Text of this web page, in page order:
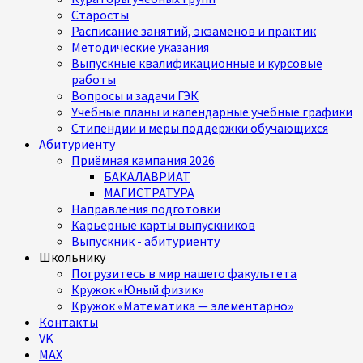
Старосты
Расписание занятий, экзаменов и практик
Методические указания
Выпускные квалификационные и курсовые
работы
Вопросы и задачи ГЭК
Учебные планы и календарные учебные графики
Стипендии и меры поддержки обучающихся
Абитуриенту
Приёмная кампания 2026
БАКАЛАВРИАТ
МАГИСТРАТУРА
Направления подготовки
Карьерные карты выпускников
Выпускник - абитуриенту
Школьнику
Погрузитесь в мир нашего факультета
Кружок «Юный физик»
Кружок «Математика — элементарно»
Контакты
VK
MAX